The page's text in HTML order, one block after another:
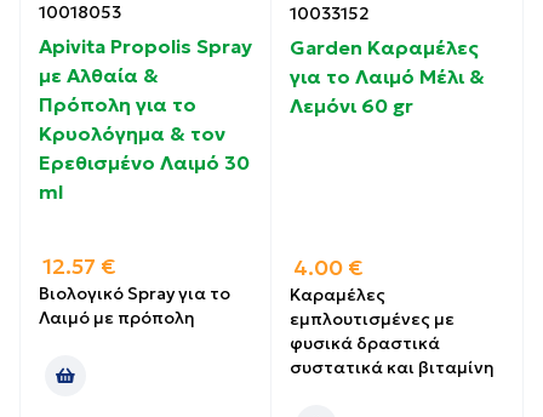
10018053
Apivita Propolis Spray
με Αλθαία &
Πρόπολη για το
Κρυολόγημα & τον
Ερεθισμένο Λαιμό 30
ml
12.57 €
Βιολογικό Spray για το
Λαιμό με πρόπολη
10033152
Garden Καραμέλες
για το Λαιμό Μέλι &
Λεμόνι 60 gr
4.00 €
Καραμέλες
εμπλουτισμένες με
φυσικά δραστικά
συστατικά και βιταμίνη